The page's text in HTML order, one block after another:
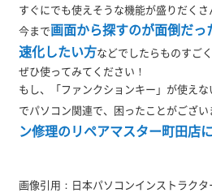
すぐにでも使えそうな機能が盛りだくさ
今まで画面から探すのが面倒だっ
速化したい方などでしたらものすご
ぜひ使ってみてください！
もし、「ファンクションキー」が使え
でパソコン関連で、困ったことがござい
ン修理のリペアマスター町田店
画像引用：日本パソコンインストラク